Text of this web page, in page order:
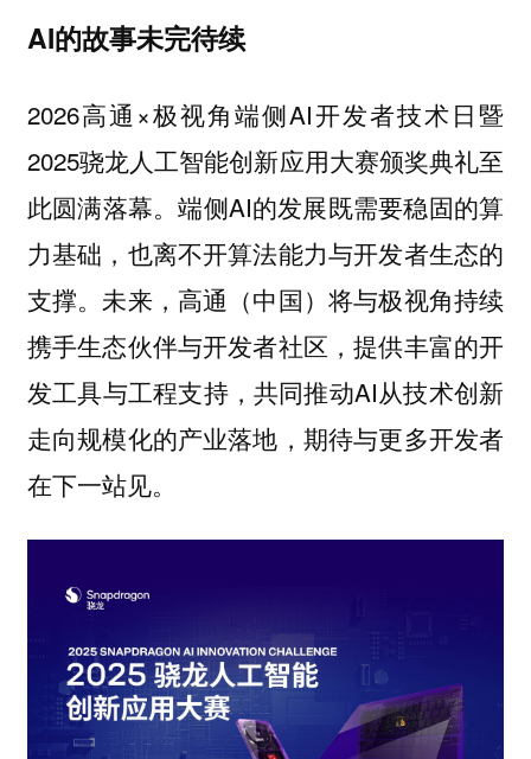
AI的故事未完待续
2026高通×极视角端侧AI开发者技术日暨
2025骁龙人工智能创新应用大赛颁奖典礼至
此圆满落幕。端侧AI的发展既需要稳固的算
力基础，也离不开算法能力与开发者生态的
支撑。未来，高通（中国）将与极视角持续
携手生态伙伴与开发者社区，提供丰富的开
发工具与工程支持，共同推动AI从技术创新
走向规模化的产业落地，期待与更多开发者
在下一站见。